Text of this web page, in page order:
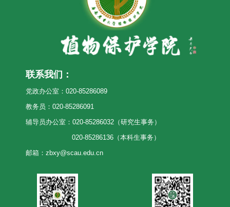
联系我们：
党政办公室：020-85286089
教务员：020-85286091
辅导员办公室：020-85286032（研究生事务）
020-85286136（本科生事务）
邮箱：zbxy@scau.edu.cn